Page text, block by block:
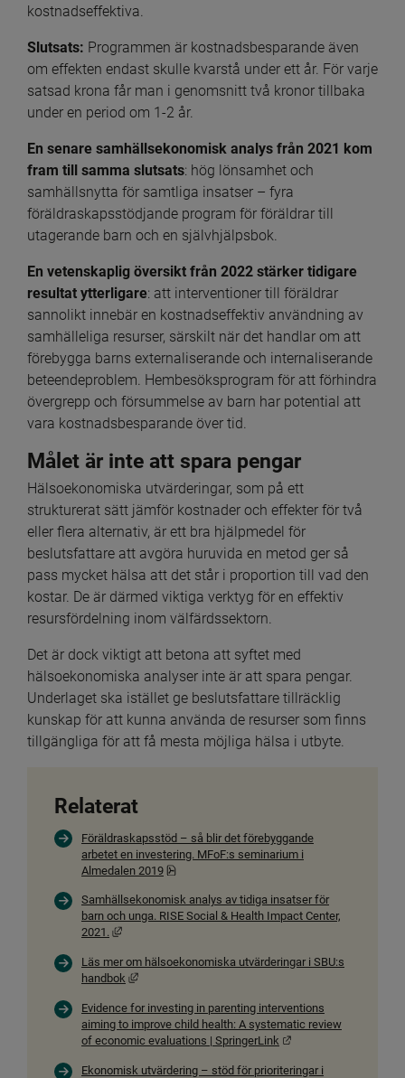
kostnadseffektiva.
Slutsats: Programmen är kostnadsbesparande även
om effekten endast skulle kvarstå under ett år. För varje
satsad krona får man i genomsnitt två kronor tillbaka
under en period om 1-2 år.
En senare samhällsekonomisk analys från 2021 kom
fram till samma slutsats: hög lönsamhet och
samhällsnytta för samtliga insatser – fyra
föräldraskapsstödjande program för föräldrar till
utagerande barn och en självhjälpsbok.
En vetenskaplig översikt från 2022 stärker tidigare
resultat ytterligare: att interventioner till föräldrar
sannolikt innebär en kostnadseffektiv användning av
samhälleliga resurser, särskilt när det handlar om att
förebygga barns externaliserande och internaliserande
beteendeproblem. Hembesöksprogram för att förhindra
övergrepp och försummelse av barn har potential att
vara kostnadsbesparande över tid.
Målet är inte att spara pengar
Hälsoekonomiska utvärderingar, som på ett
strukturerat sätt jämför kostnader och effekter för två
eller flera alternativ, är ett bra hjälpmedel för
beslutsfattare att avgöra huruvida en metod ger så
pass mycket hälsa att det står i proportion till vad den
kostar. De är därmed viktiga verktyg för en effektiv
resursfördelning inom välfärdssektorn.
Det är dock viktigt att betona att syftet med
hälsoekonomiska analyser inte är att spara pengar.
Underlaget ska istället ge beslutsfattare tillräcklig
kunskap för att kunna använda de resurser som finns
tillgängliga för att få mesta möjliga hälsa i utbyte.
Relaterat
Föräldraskapsstöd – så blir det förebyggande
arbetet en investering. MFoF:s seminarium i
Almedalen 2019
Pdf, 2.5 MB, öppnas i nytt fönster.
Samhällsekonomisk analys av tidiga insatser för
barn och unga. RISE Social & Health Impact Center,
2021.
Länk till annan webbplats, öppnas i nytt fönster.
Läs mer om hälsoekonomiska utvärderingar i SBU:s
handbok
Länk till annan webbplats, öppnas i nytt fönster.
Evidence for investing in parenting interventions
aiming to improve child health: A systematic review
of economic evaluations | SpringerLink
Ekonomisk utvärdering – stöd för prioriteringar i